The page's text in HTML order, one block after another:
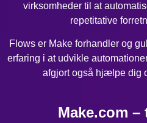
virksomheder til at
repetitative
Flows er Make forhandler og
erfaring i at udvikle
afgjort også hjælpe dig
Make.com